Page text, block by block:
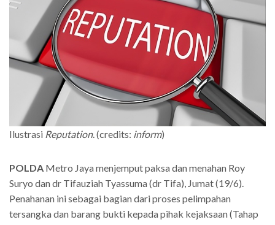
Ilustrasi Reputation. (credits: inform)
POLDA Metro Jaya menjemput paksa dan menahan Roy
Suryo dan dr Tifauziah Tyassuma (dr Tifa), Jumat (19/6).
Penahanan ini sebagai bagian dari proses pelimpahan
tersangka dan barang bukti kepada pihak kejaksaan (Tahap